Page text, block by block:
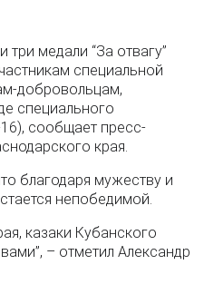
три медали “За отвагу”
специальной
добровольцам,
специального
сообщает пресс-
края.
благодаря мужеству и
непобедимой.
казаки Кубанского
– отметил Александр